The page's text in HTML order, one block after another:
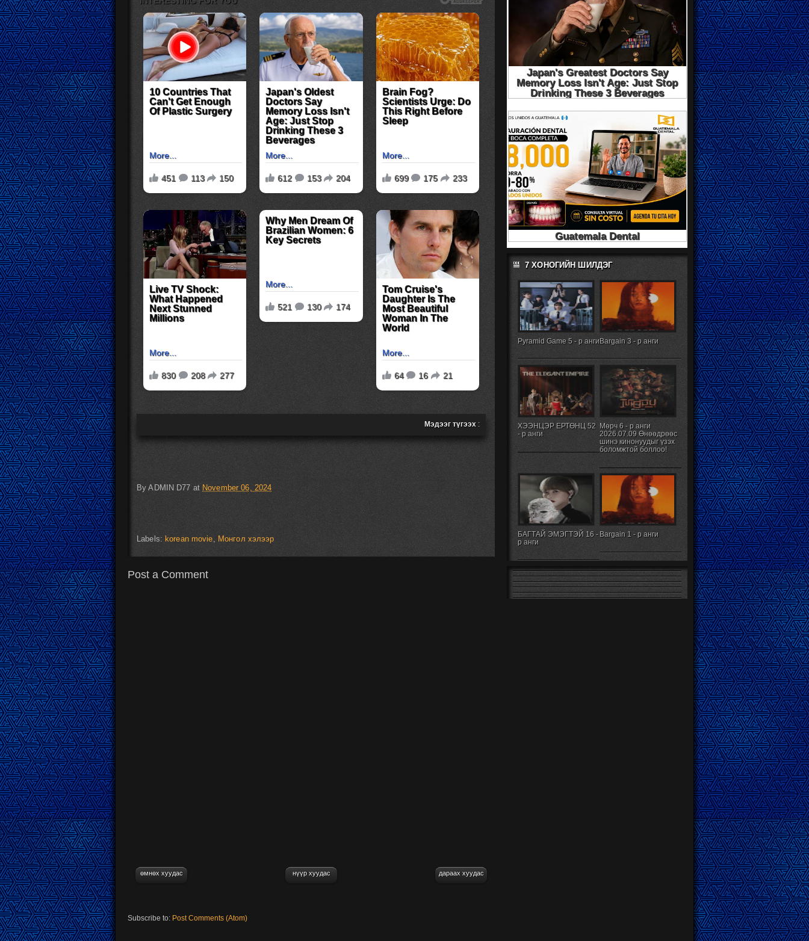
Мэдээг түгээх :
ByADMIN D77 at November 06, 2024
Labels: korean movie Монгол хэлээр
Post a Comment
өмнөх хуудас дараах хуудас
нүүр хуудас
Subscribe to: Post Comments (Atom)
7 ХОНОГИЙН ШИЛДЭГ
Pyramid Game 5 - р ангиBargain 3 - р анги
ХЭЭНЦЭР ЕРТӨНЦ 52
- р анги
Мөрч 6 - р анги
2026.07.09 Өнөөдрөөс
шинэ кинонуудыг үзэх
боломжтой боллоо!
БАГТАЙ ЭМЭГТЭЙ 16 -
р анги
Bargain 1 - р анги